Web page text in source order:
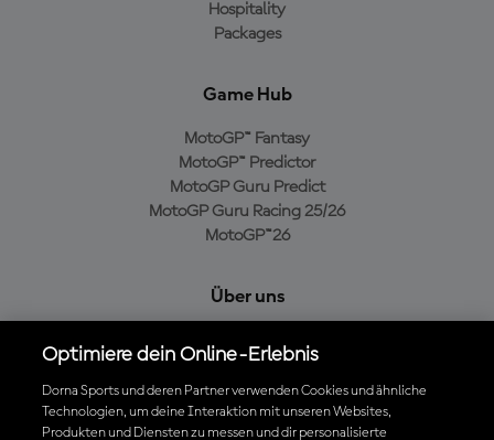
Hospitality
Packages
Game Hub
MotoGP™ Fantasy
MotoGP™ Predictor
MotoGP Guru Predict
MotoGP Guru Racing 25/26
MotoGP™26
Über uns
Cookie-Richtlinien
Geschäftsbedingungen
Datenschutzrichtlinien
Optimiere dein Online-Erlebnis
Dorna Sports und deren Partner verwenden Cookies und ähnliche
Technologien, um deine Interaktion mit unseren Websites,
Produkten und Diensten zu messen und dir personalisierte